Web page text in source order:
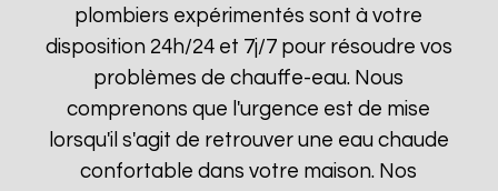
plombiers expérimentés sont à votre
disposition 24h/24 et 7j/7 pour résoudre vos
problèmes de chauffe-eau. Nous
comprenons que l'urgence est de mise
lorsqu'il s'agit de retrouver une eau chaude
confortable dans votre maison. Nos